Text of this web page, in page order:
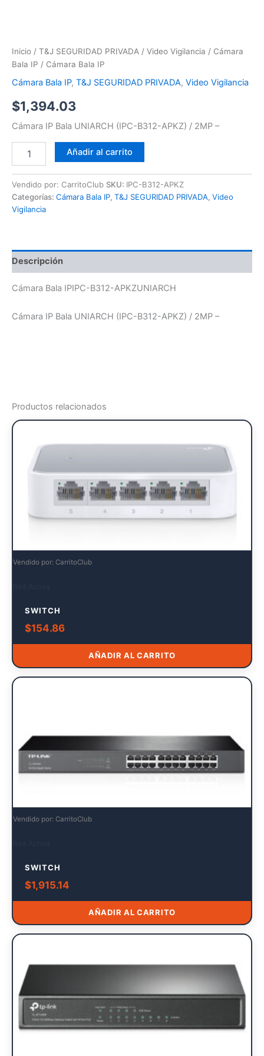
Inicio / T&J SEGURIDAD PRIVADA / Video Vigilancia / Cámara
Bala IP / Cámara Bala IP
Cámara Bala IP, T&J SEGURIDAD PRIVADA, Video Vigilancia
$1,394.03
Cámara IP Bala UNIARCH (IPC-B312-APKZ) / 2MP –
Añadir al carrito
Vendido por: CarritoClub SKU: IPC-B312-APKZ
Categorías: Cámara Bala IP, T&J SEGURIDAD PRIVADA, Video
Vigilancia
Descripción
Cámara Bala IPIPC-B312-APKZUNIARCH
Cámara IP Bala UNIARCH (IPC-B312-APKZ) / 2MP –
Productos relacionados
Vendido por: CarritoClub
SWITCH
$154.86
AÑADIR AL CARRITO
Vendido por: CarritoClub
SWITCH
$1,915.14
AÑADIR AL CARRITO